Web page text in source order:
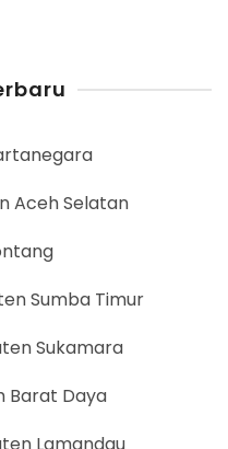
Aceh Selatan
Sumba Timur
Sukamara
Barat Daya